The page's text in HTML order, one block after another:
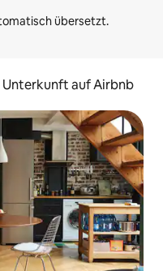
Unterkunft auf Airbnb